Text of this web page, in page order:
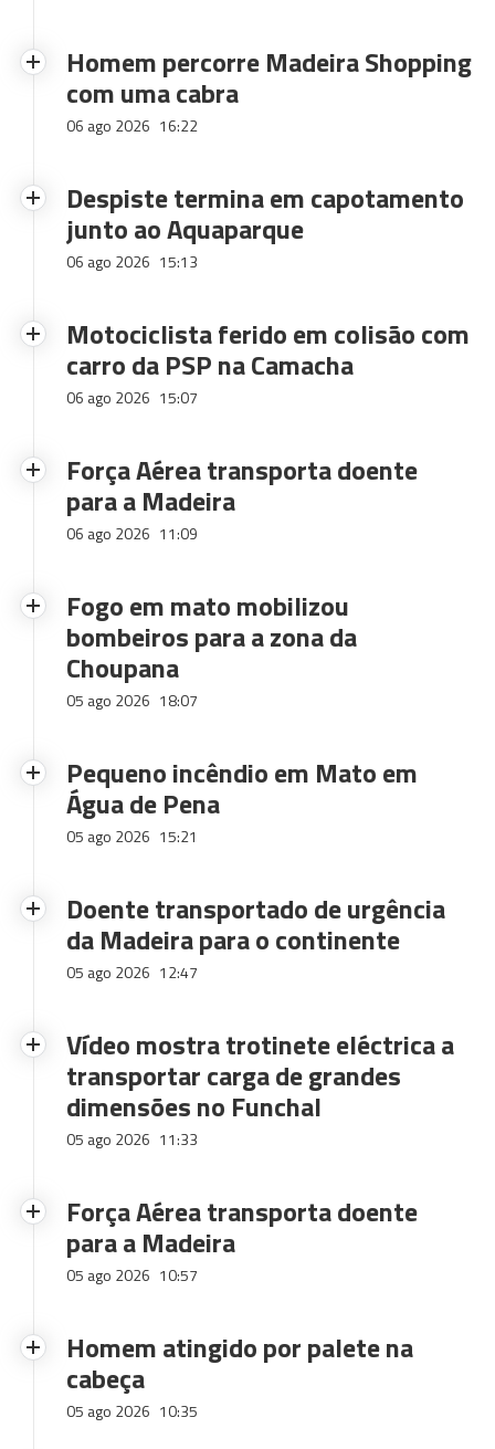
Homem percorre Madeira Shopping
com uma cabra
06 ago 2026 16:22
Despiste termina em capotamento
junto ao Aquaparque
06 ago 2026 15:13
Motociclista ferido em colisão com
carro da PSP na Camacha
06 ago 2026 15:07
Força Aérea transporta doente
para a Madeira
06 ago 2026 11:09
Fogo em mato mobilizou
bombeiros para a zona da
Choupana
05 ago 2026 18:07
Pequeno incêndio em Mato em
Água de Pena
05 ago 2026 15:21
Doente transportado de urgência
da Madeira para o continente
05 ago 2026 12:47
Vídeo mostra trotinete eléctrica a
transportar carga de grandes
dimensões no Funchal
05 ago 2026 11:33
Força Aérea transporta doente
para a Madeira
05 ago 2026 10:57
Homem atingido por palete na
cabeça
05 ago 2026 10:35